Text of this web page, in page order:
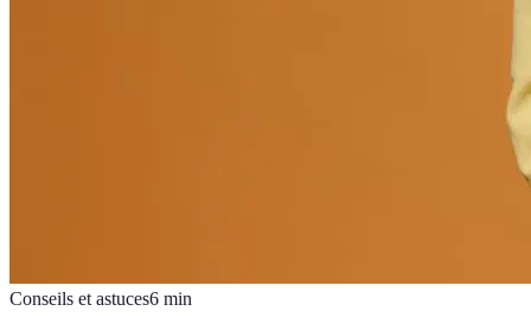
Conseils et astuces6 min